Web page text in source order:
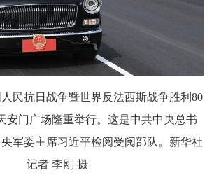
民抗日战争暨世界反法西斯战争胜利80
安门广场隆重举行。这是中共中央总书
军委主席习近平检阅受阅部队。新华社
记者 李刚 摄